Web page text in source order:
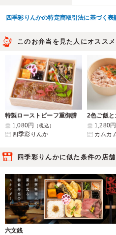
四季彩りんかの特定商取引法に基づく表
このお弁当を見た人にオススメ
特製ローストビーフ重御膳
1,080円
（税込）
四季彩りんか
1,280円
カムカ
四季彩りんかに似た条件の店舗
六文銭